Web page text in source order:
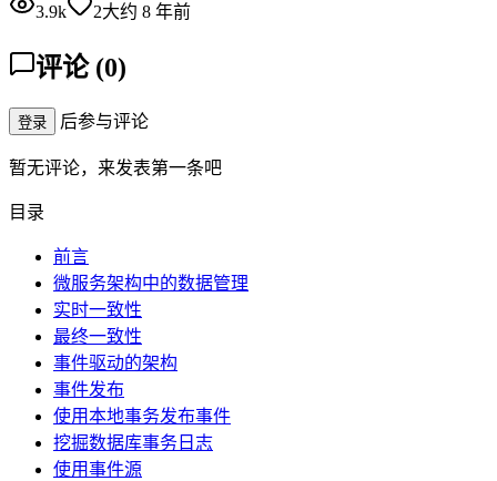
3.9k
2大约 8 年前
评论 (0)
登录 后参与评论
暂无评论，来发表第一条吧
目录
前言
微服务架构中的数据管理
实时一致性
最终一致性
事件驱动的架构
事件发布
使用本地事务发布事件
挖掘数据库事务日志
使用事件源